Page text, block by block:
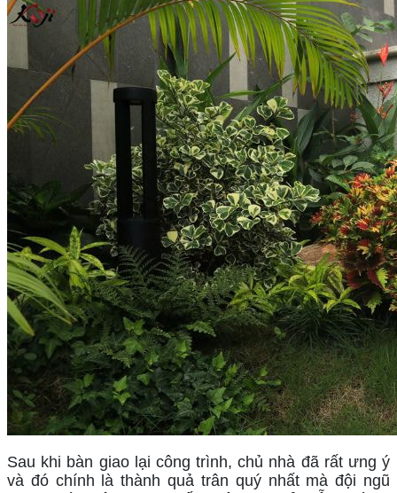
Sau khi bàn giao lại công trình, chủ nhà đã rất ưng ý